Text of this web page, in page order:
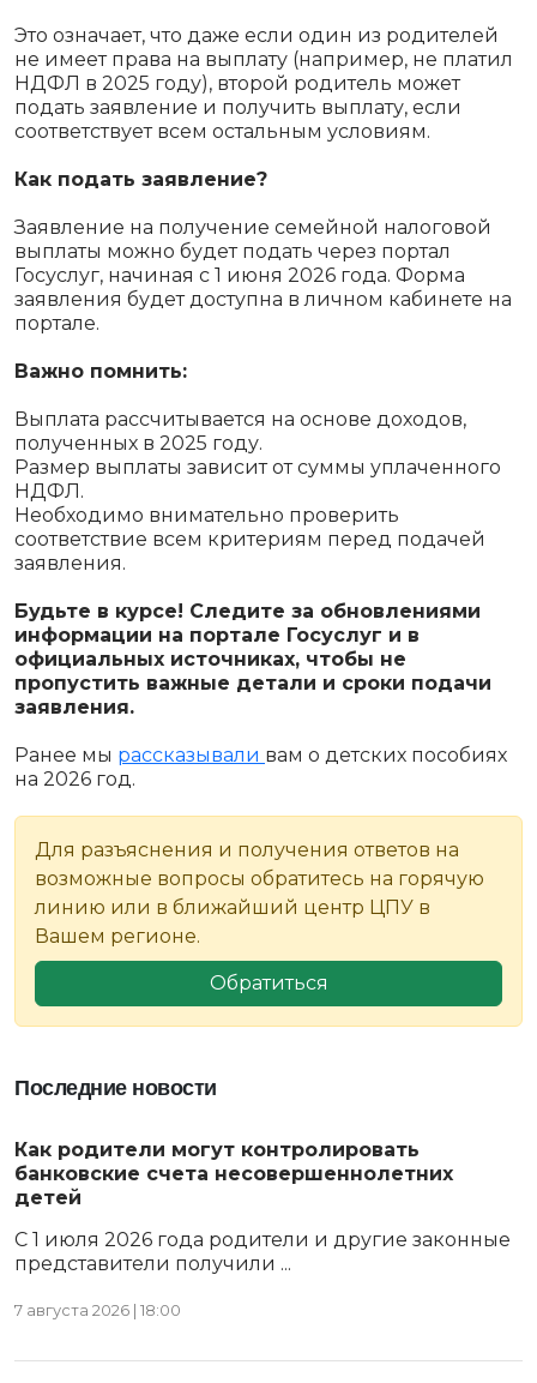
Это означает, что даже если один из родителей
не имеет права на выплату (например, не платил
НДФЛ в 2025 году), второй родитель может
подать заявление и получить выплату, если
соответствует всем остальным условиям.
Как подать заявление?
Заявление на получение семейной налоговой
выплаты можно будет подать через портал
Госуслуг, начиная с 1 июня 2026 года. Форма
заявления будет доступна в личном кабинете на
портале.
Важно помнить:
Выплата рассчитывается на основе доходов,
полученных в 2025 году.
Размер выплаты зависит от суммы уплаченного
НДФЛ.
Необходимо внимательно проверить
соответствие всем критериям перед подачей
заявления.
Будьте в курсе! Следите за обновлениями
информации на портале Госуслуг и в
официальных источниках, чтобы не
пропустить важные детали и сроки подачи
заявления.
Ранее мы рассказывали вам о детских пособиях
на 2026 год.
Для разъяснения и получения ответов на
возможные вопросы обратитесь на горячую
линию или в ближайший центр ЦПУ в
Вашем регионе.
Обратиться
Последние новости
Как родители могут контролировать
банковские счета несовершеннолетних
детей
С 1 июля 2026 года родители и другие законные
представители получили ...
7 августа 2026 | 18:00